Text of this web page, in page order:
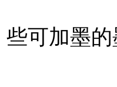
些可加墨